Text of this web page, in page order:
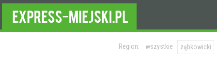
Region: wszystkie ząbkowicki